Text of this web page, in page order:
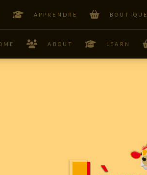
APPRENDRE BOUTIQUE
ABOUT LEARN